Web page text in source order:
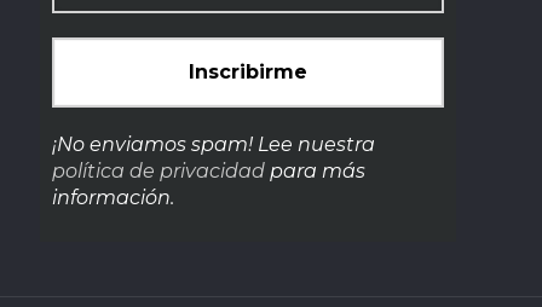
¡No enviamos spam! Lee nuestra
política de privacidad para más
información.